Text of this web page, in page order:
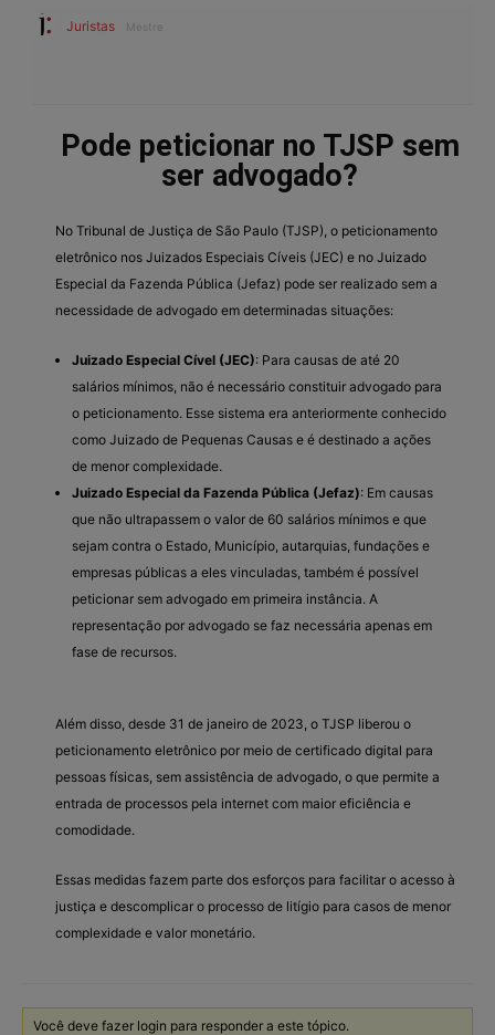
Juristas Mestre
Pode peticionar no TJSP sem
ser advogado?
No Tribunal de Justiça de São Paulo (TJSP), o peticionamento
eletrônico nos Juizados Especiais Cíveis (JEC) e no Juizado
Especial da Fazenda Pública (Jefaz) pode ser realizado sem a
necessidade de advogado em determinadas situações:
Juizado Especial Cível (JEC): Para causas de até 20
salários mínimos, não é necessário constituir advogado para
o peticionamento. Esse sistema era anteriormente conhecido
como Juizado de Pequenas Causas e é destinado a ações
de menor complexidade.
Juizado Especial da Fazenda Pública (Jefaz): Em causas
que não ultrapassem o valor de 60 salários mínimos e que
sejam contra o Estado, Município, autarquias, fundações e
empresas públicas a eles vinculadas, também é possível
peticionar sem advogado em primeira instância. A
representação por advogado se faz necessária apenas em
fase de recursos.
Além disso, desde 31 de janeiro de 2023, o TJSP liberou o
peticionamento eletrônico por meio de certificado digital para
pessoas físicas, sem assistência de advogado, o que permite a
entrada de processos pela internet com maior eficiência e
comodidade.
Essas medidas fazem parte dos esforços para facilitar o acesso à
justiça e descomplicar o processo de litígio para casos de menor
complexidade e valor monetário.
Você deve fazer login para responder a este tópico.